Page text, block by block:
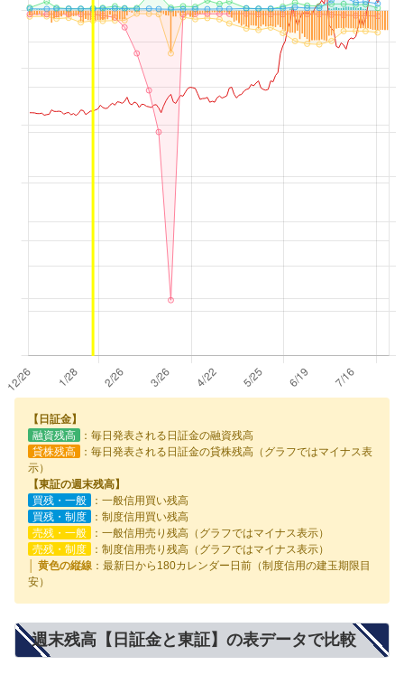
【日証金】
融資残高
：毎日発表される日証金の融資残高
貸株残高
：毎日発表される日証金の貸株残高（グラフではマイナス表
示）
【東証の週末残高】
買残・一般
：一般信用買い残高
買残・制度
：制度信用買い残高
売残・一般
：一般信用売り残高（グラフではマイナス表示）
売残・制度
：制度信用売り残高（グラフではマイナス表示）
│ 黄色の縦線 ：最新日から180カレンダー日前（制度信用の建玉期限目
安）
週末残高【日証金と東証】の表データで比較